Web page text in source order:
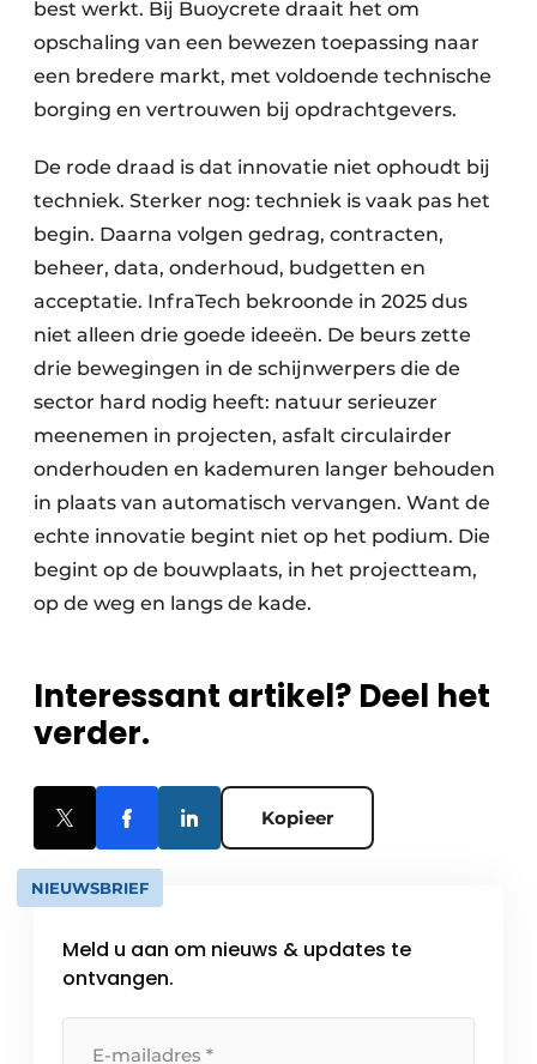
best werkt. Bij Buoycrete draait het om
opschaling van een bewezen toepassing naar
een bredere markt, met voldoende technische
borging en vertrouwen bij opdrachtgevers.
De rode draad is dat innovatie niet ophoudt bij
techniek. Sterker nog: techniek is vaak pas het
begin. Daarna volgen gedrag, contracten,
beheer, data, onderhoud, budgetten en
acceptatie. InfraTech bekroonde in 2025 dus
niet alleen drie goede ideeën. De beurs zette
drie bewegingen in de schijnwerpers die de
sector hard nodig heeft: natuur serieuzer
meenemen in projecten, asfalt circulairder
onderhouden en kademuren langer behouden
in plaats van automatisch vervangen. Want de
echte innovatie begint niet op het podium. Die
begint op de bouwplaats, in het projectteam,
op de weg en langs de kade.
Interessant artikel? Deel het
verder.
Kopieer
NIEUWSBRIEF
Meld u aan om nieuws & updates te
ontvangen.